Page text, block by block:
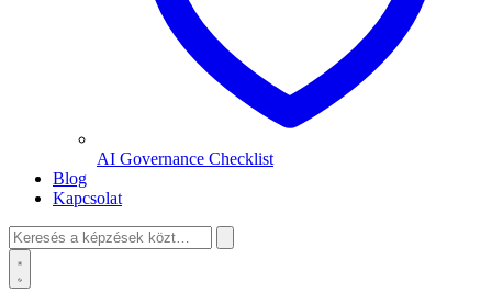
AI Governance Checklist
Blog
Kapcsolat